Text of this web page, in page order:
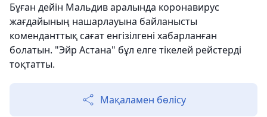
Бұған дейін Мальдив аралында коронавирус
жағдайының нашарлауына байланысты
коменданттық сағат енгізілгені хабарланған
болатын. "Эйр Астана" бұл елге тікелей рейстерді
тоқтатты.
Мақаламен бөлісу